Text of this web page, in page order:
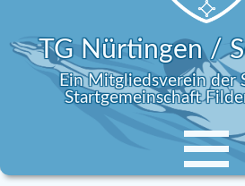
TG Nürtingen /
Ein Mitgliedsverein der
Startgemeinschaft